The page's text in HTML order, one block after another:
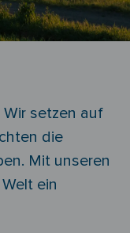
Wir setzen auf
die
Mit unseren
ein